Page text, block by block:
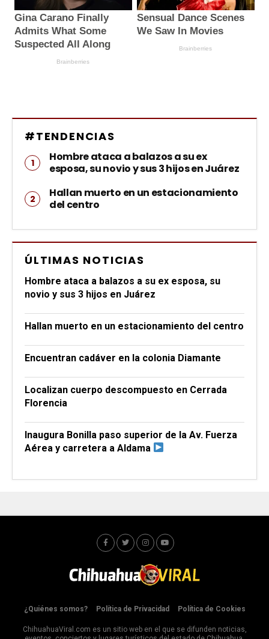
#TENDENCIAS
Hombre ataca a balazos a su ex
esposa, su novio y sus 3 hijos en Juárez
Hallan muerto en un estacionamiento
del centro
ÚLTIMAS NOTICIAS
Hombre ataca a balazos a su ex esposa, su
novio y sus 3 hijos en Juárez
Hallan muerto en un estacionamiento del centro
Encuentran cadáver en la colonia Diamante
Localizan cuerpo descompuesto en Cerrada
Florencia
Inaugura Bonilla paso superior de la Av. Fuerza
Aérea y carretera a Aldama
¿Quiénes somos? Política de Privacidad Política de Cookies
ChihuahuaViral.com es un sitio web en el que se difunden noticias,